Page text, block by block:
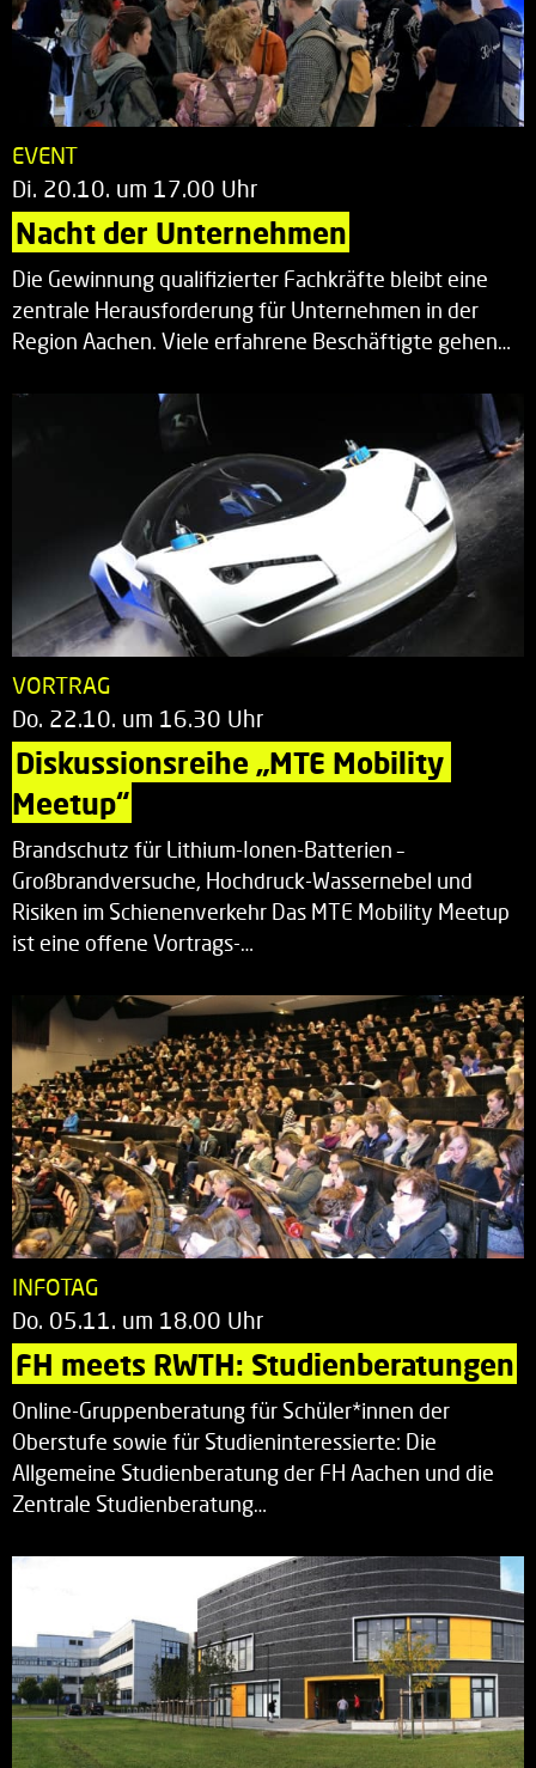
EVENT
Di. 20.10. um 17.00 Uhr
Nacht der Unternehmen
Die Gewinnung qualifizierter Fachkräfte bleibt eine
zentrale Herausforderung für Unternehmen in der
Region Aachen. Viele erfahrene Beschäftigte gehen…
VORTRAG
Do. 22.10. um 16.30 Uhr
Diskussionsreihe „MTE Mobility
Meetup“
Brandschutz für Lithium-Ionen-Batterien –
Großbrandversuche, Hochdruck-Wassernebel und
Risiken im Schienenverkehr Das MTE Mobility Meetup
ist eine offene Vortrags-…
INFOTAG
Do. 05.11. um 18.00 Uhr
FH meets RWTH: Studienberatungen
Online-Gruppenberatung für Schüler*innen der
Oberstufe sowie für Studieninteressierte: Die
Allgemeine Studienberatung der FH Aachen und die
Zentrale Studienberatung…